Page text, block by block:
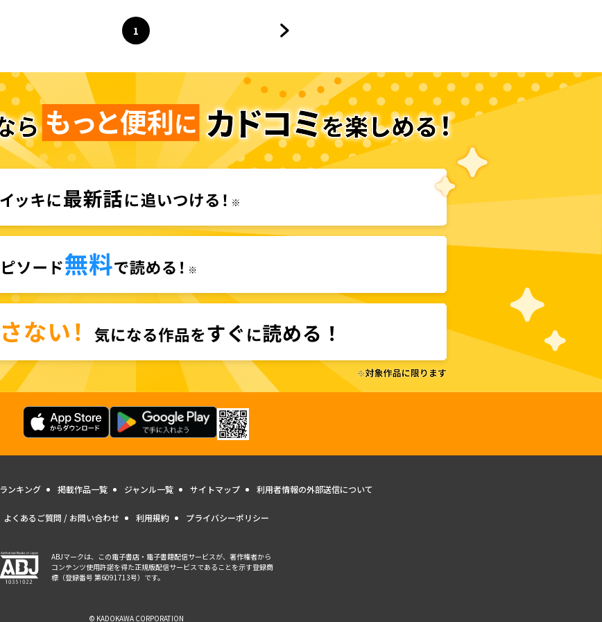
ページ
1
へ
ランキング 掲載作品一覧 ジャンル一覧 サイトマップ 利用者情報の外部送信について
よくあるご質問 / お問い合わせ 利用規約 プライバシーポリシー
ABJマークは、この電子書店・電子書籍配信サービスが、著作権者から
コンテンツ使用許諾を得た正規版配信サービスであることを示す登録商
標（登録番号 第6091713号）です。
© KADOKAWA CORPORATION